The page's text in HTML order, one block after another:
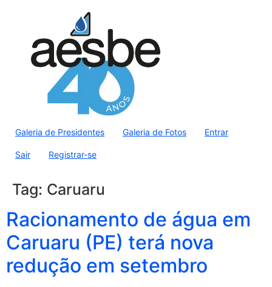
Galeria de Presidentes Galeria de Fotos Entrar
Sair Registrar-se
Tag: Caruaru
Racionamento de água em
Caruaru (PE) terá nova
redução em setembro